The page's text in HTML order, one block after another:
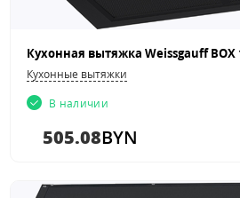
Кухонная вытяжка Weissgauff BOX
Кухонные вытяжки
В наличии
505.08BYN